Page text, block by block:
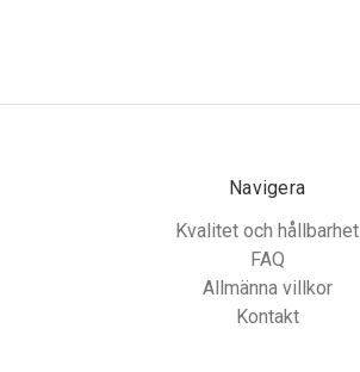
Navigera
Kvalitet och hållbarhet
FAQ
Allmänna villkor
Kontakt